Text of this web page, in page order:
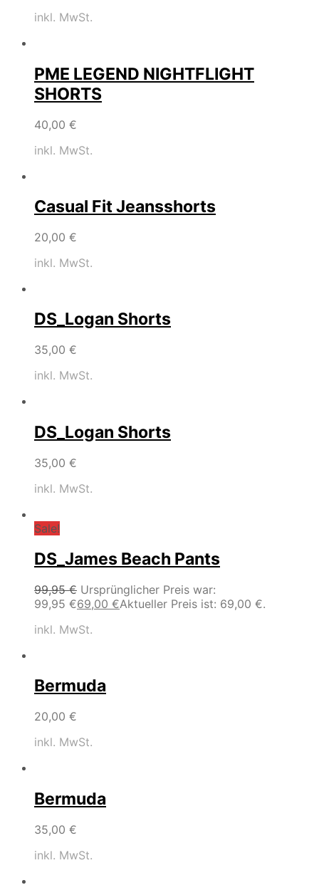
inkl. MwSt.
PME LEGEND NIGHTFLIGHT
SHORTS
40,00 €
inkl. MwSt.
Casual Fit Jeansshorts
20,00 €
inkl. MwSt.
DS_Logan Shorts
35,00 €
inkl. MwSt.
DS_Logan Shorts
35,00 €
inkl. MwSt.
Sale!
DS_James Beach Pants
99,95€ Ursprünglicher Preis war:
99,95 €69,00 €Aktueller Preis ist: 69,00 €.
inkl. MwSt.
Bermuda
20,00 €
inkl. MwSt.
Bermuda
35,00 €
inkl. MwSt.